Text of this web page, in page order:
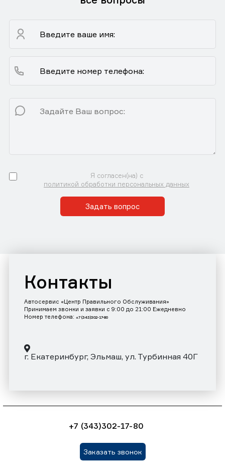
Я согласен(на) с
политикой обработки персональных данных
Задать вопрос
Контакты
Автосервис «Центр Правильного Обслуживания»
Принимаем звонки и заявки с 9:00 до 21:00 Ежедневно
Номер телефона: +7 (343)302-17-80
г. Екатеринбург, Эльмаш, ул. Турбинная 40Г
+7 (343)302-17-80
Заказать звонок